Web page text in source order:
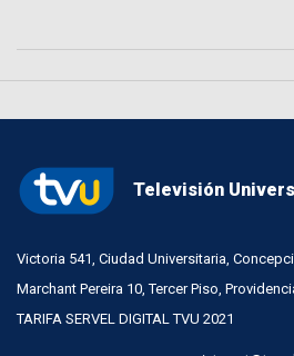
Televisión
Victoria 541, Ciudad Universitaria,
Marchant Pereira 10, Tercer Piso,
TARIFA SERVEL DIGITAL TVU 2021